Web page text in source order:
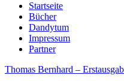
Startseite
Bücher
Dandytum
Impressum
Partner
Thomas Bernhard –